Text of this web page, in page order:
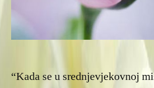
“Kada se u srednjevjekovnoj